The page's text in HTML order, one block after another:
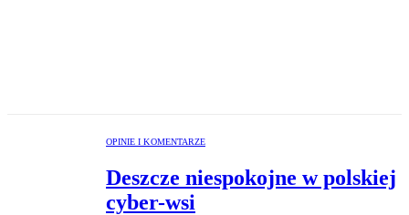
OPINIE I KOMENTARZE
Deszcze niespokojne w polskiej
cyber-wsi